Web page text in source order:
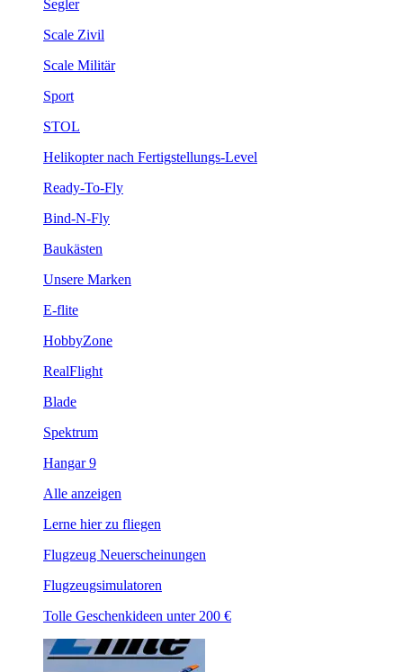
Segler
Scale Zivil
Scale Militär
Sport
STOL
Helikopter nach Fertigstellungs-Level
Ready-To-Fly
Bind-N-Fly
Baukästen
Unsere Marken
E-flite
HobbyZone
RealFlight
Blade
Spektrum
Hangar 9
Alle anzeigen
Lerne hier zu fliegen
Flugzeug Neuerscheinungen
Flugzeugsimulatoren
Tolle Geschenkideen unter 200 €